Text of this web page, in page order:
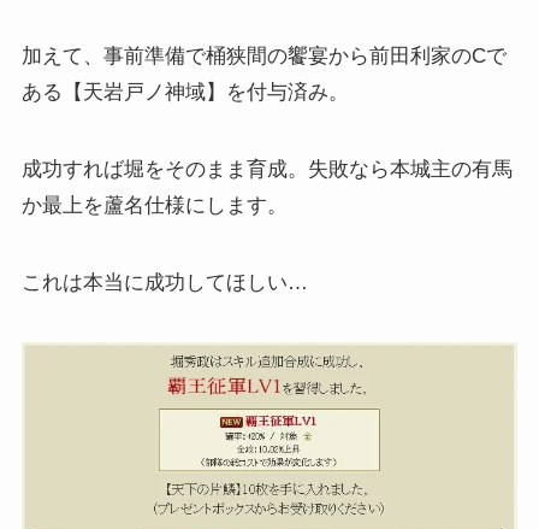
加えて、事前準備で桶狭間の饗宴から前田利家のCで
ある【天岩戸ノ神域】を付与済み。
成功すれば堀をそのまま育成。失敗なら本城主の有馬
か最上を蘆名仕様にします。
これは本当に成功してほしい…